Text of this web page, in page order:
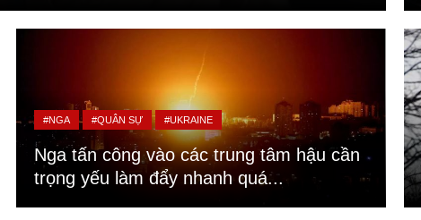
#NGA #QUÂN SỰ #UKRAINE
Nga tấn công vào các trung tâm hậu cần
trọng yếu làm đẩy nhanh quá...